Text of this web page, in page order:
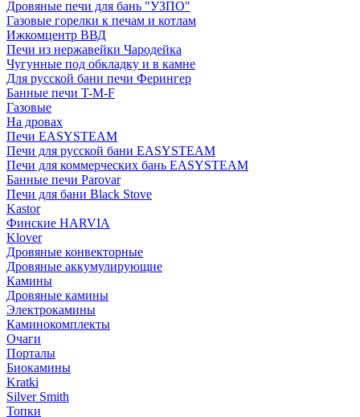
Дровяные печи для бань "УЗПО"
Газовые горелки к печам и котлам
Ижкомцентр ВВД
Печи из нержавейки Чародейка
Чугунные под обкладку и в камне
Для русской бани печи Ферингер
Банные печи T-M-F
Газовые
На дровах
Печи EASYSTEAM
Печи для русской бани EASYSTEAM
Печи для коммерческих бань EASYSTEAM
Банные печи Parovar
Печи для бани Black Stove
Kastor
Финские HARVIA
Klover
Дровяные конвекторные
Дровяные аккумулирующие
Камины
Дровяные камины
Электрокамины
Каминокомплекты
Очаги
Порталы
Биокамины
Kratki
Silver Smith
Топки